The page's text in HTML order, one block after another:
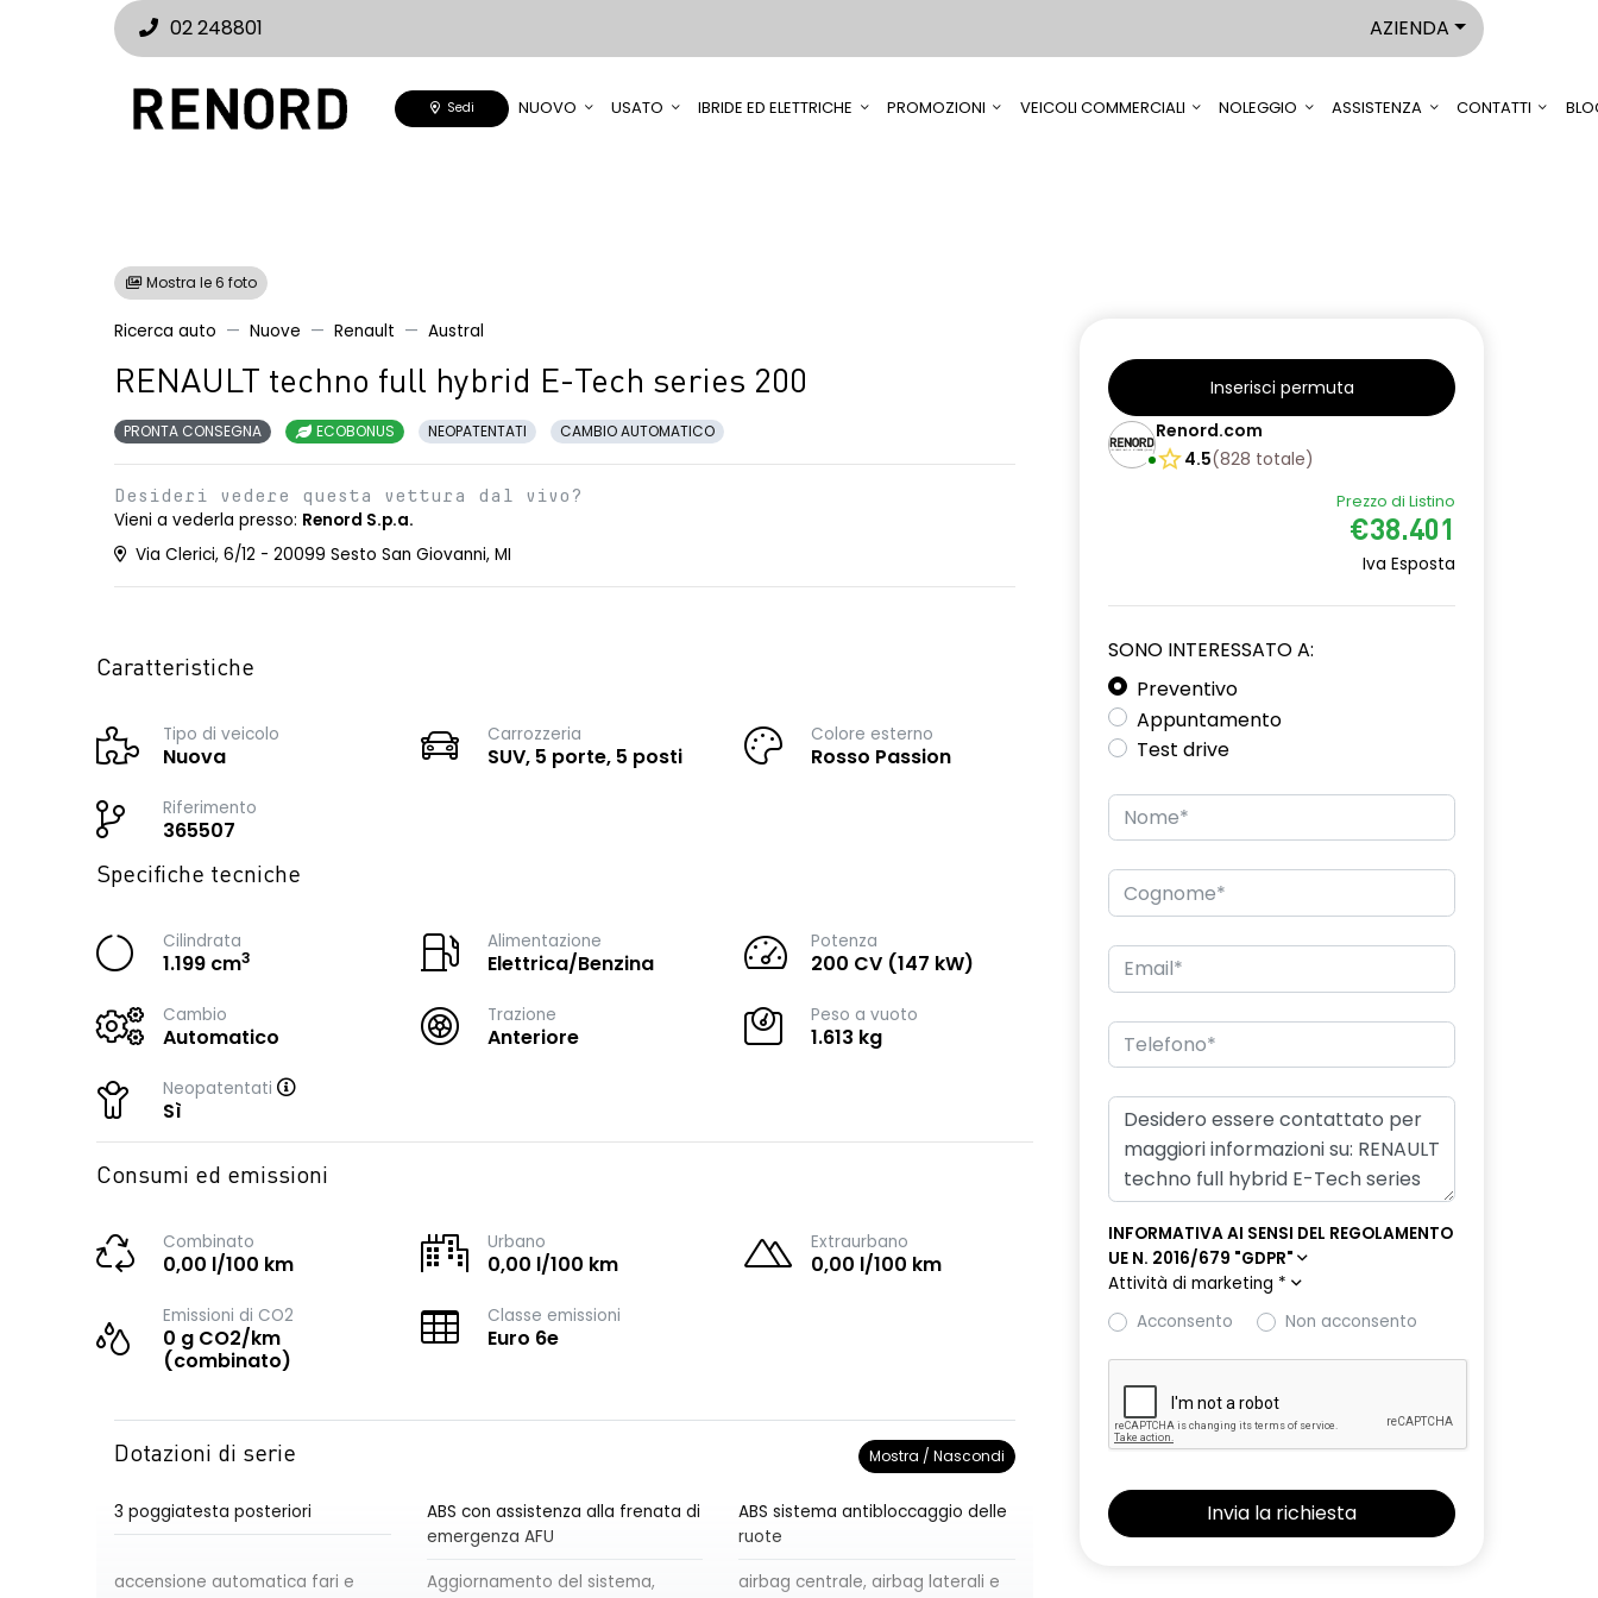
02 248801 AZIENDA
Sedi NUOVO USATO IBRIDE ED ELETTRICHE PROMOZIONI VEICOLI COMMERCIALI NOLEGGIO ASSISTENZA CONTATTI
Mostra le 6 foto
Ricerca auto Nuove Renault Austral
RENAULT techno full hybrid E-Tech series 200
PRONTA CONSEGNA ECOBONUS NEOPATENTATI CAMBIO AUTOMATICO
Desideri vedere questa vettura dal vivo?
Vieni a vederla presso: Renord S.p.a.
Via Clerici, 6/12 - 20099 Sesto San Giovanni, MI
Caratteristiche
Tipo di veicolo
Nuova
Carrozzeria
SUV, 5 porte, 5 posti
Colore esterno
Rosso Passion
Riferimento
365507
Specifiche tecniche
Cilindrata
1.199 cm3
Alimentazione
Elettrica/Benzina
Potenza
200 CV (147 kW)
Cambio
Automatico
Trazione
Anteriore
Peso a vuoto
1.613 kg
Neopatentati
Sì
Consumi ed emissioni
Combinato
0,00 l/100 km
Urbano
0,00 l/100 km
Extraurbano
0,00 l/100 km
Emissioni di CO2
0 g CO2/km
(combinato)
Classe emissioni
Euro 6e
Dotazioni di serie Mostra / Nascondi
3 poggiatesta posteriori
ABS con assistenza alla frenata di
emergenza AFU
ABS sistema antibloccaggio delle
ruote
accensione automatica fari e
Aggiornamento del sistema,
airbag centrale, airbag laterali e
Inserisci permuta
Renord.com
4.5(828 totale)
Prezzo di Listino
€38.401
Iva Esposta
SONO INTERESSATO A:
Preventivo
Appuntamento
Test drive
INFORMATIVA AI SENSI DEL REGOLAMENTO
UE N. 2016/679 "GDPR"
Attività di marketing *
Acconsento
Non acconsento